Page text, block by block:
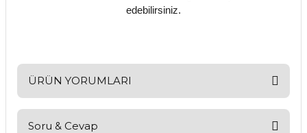
edebilirsiniz.
ÜRÜN YORUMLARI
Bu ürüne ilk yorumu siz yapın!
Soru & Cevap